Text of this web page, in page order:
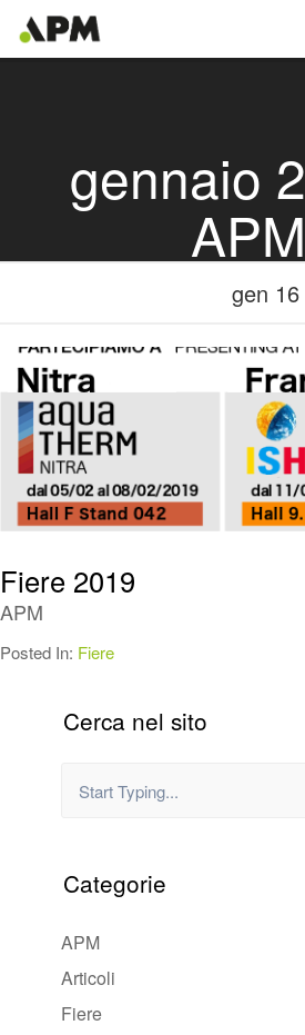
gennaio
APM
gen 16
Fiere 2019
APM
Posted In: Fiere
Cerca nel sito
Categorie
APM
Articoli
Fiere